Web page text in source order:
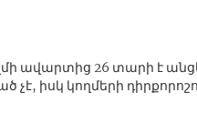
26 տարի է
իսկ կողմերի